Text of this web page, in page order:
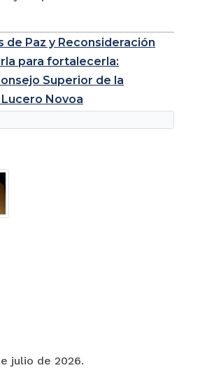
de Paz y Reconsideración
para fortalecerla:
Superior de la
Novoa
julio de 2026.